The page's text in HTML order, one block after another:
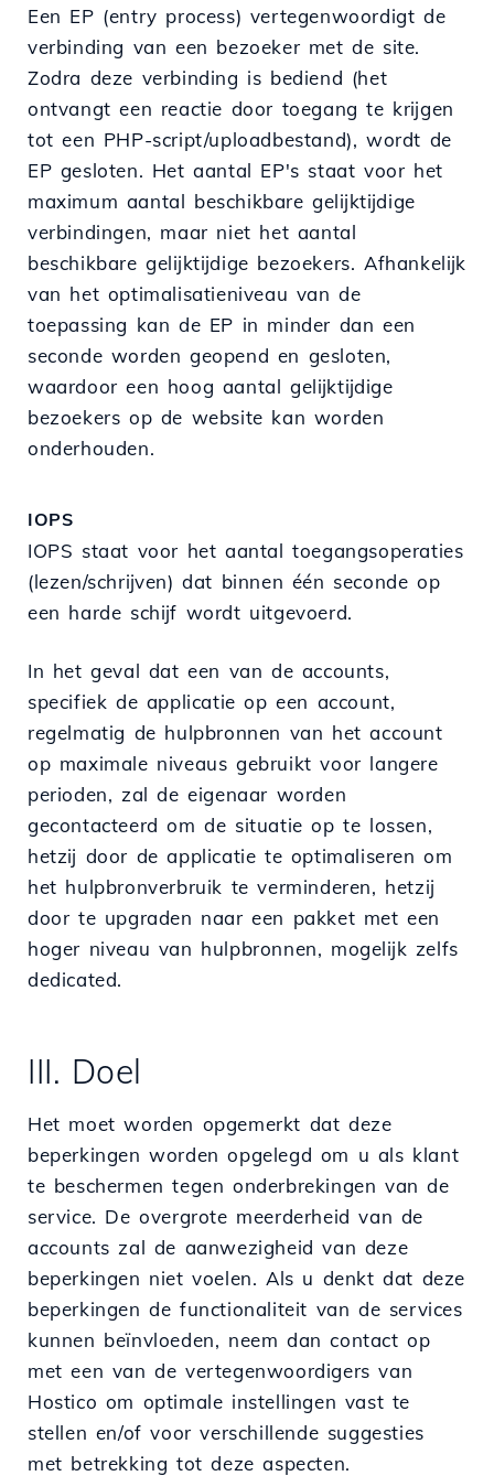
Een EP (entry process) vertegenwoordigt de
verbinding van een bezoeker met de site.
Zodra deze verbinding is bediend (het
ontvangt een reactie door toegang te krijgen
tot een PHP-script/uploadbestand), wordt de
EP gesloten. Het aantal EP's staat voor het
maximum aantal beschikbare gelijktijdige
verbindingen, maar niet het aantal
beschikbare gelijktijdige bezoekers. Afhankelijk
van het optimalisatieniveau van de
toepassing kan de EP in minder dan een
seconde worden geopend en gesloten,
waardoor een hoog aantal gelijktijdige
bezoekers op de website kan worden
onderhouden.
IOPS
IOPS staat voor het aantal toegangsoperaties
(lezen/schrijven) dat binnen één seconde op
een harde schijf wordt uitgevoerd.
In het geval dat een van de accounts,
specifiek de applicatie op een account,
regelmatig de hulpbronnen van het account
op maximale niveaus gebruikt voor langere
perioden, zal de eigenaar worden
gecontacteerd om de situatie op te lossen,
hetzij door de applicatie te optimaliseren om
het hulpbronverbruik te verminderen, hetzij
door te upgraden naar een pakket met een
hoger niveau van hulpbronnen, mogelijk zelfs
dedicated.
III. Doel
Het moet worden opgemerkt dat deze
beperkingen worden opgelegd om u als klant
te beschermen tegen onderbrekingen van de
service. De overgrote meerderheid van de
accounts zal de aanwezigheid van deze
beperkingen niet voelen. Als u denkt dat deze
beperkingen de functionaliteit van de services
kunnen beïnvloeden, neem dan contact op
met een van de vertegenwoordigers van
Hostico om optimale instellingen vast te
stellen en/of voor verschillende suggesties
met betrekking tot deze aspecten.